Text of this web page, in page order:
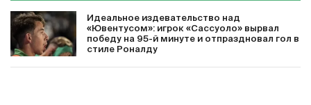
Идеальное издевательство над
«Ювентусом»: игрок «Сассуоло» вырвал
победу на 95-й минуте и отпраздновал гол в
стиле Роналду